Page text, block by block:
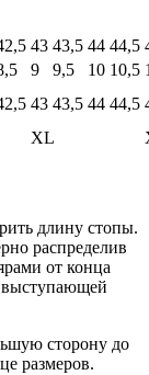
43 43,5 44 44,5
9 9,5 10 10,5
43 43,5 44 44,5
XL
длину стопы.
распределив
от конца
выступающей
сторону до
размеров.